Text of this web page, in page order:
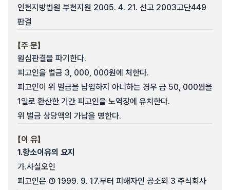
인천지방법원 부천지원 2005. 4. 21. 선고 2003고단449
판결
【주 문】
원심판결을 파기한다.
피고인을 벌금 3, 000, 000원에 처한다.
피고인이 위 벌금을 납입하지 아니하는 경우 금 50, 000원을
1일로 환산한 기간 피고인을 노역장에 유치한다.
위 벌금 상당액의 가납을 명한다.
【이 유】
1.항소이유의 요지
가.사실오인
피고인은 ① 1999. 9. 17.부터 피해자인 공소외 3 주식회사